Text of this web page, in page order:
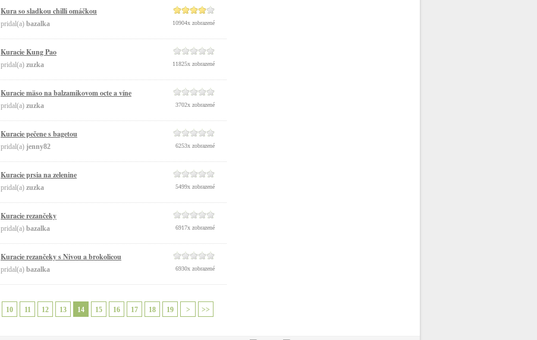
Kura so sladkou chilli omáčkou
pridal(a) bazalka 10904x zobrazené
Kuracie Kung Pao
pridal(a) zuzka 11825x zobrazené
Kuracie mäso na balzamikovom octe a víne
pridal(a) zuzka 3702x zobrazené
Kuracie pečene s bagetou
pridal(a) jenny82 6253x zobrazené
Kuracie prsia na zelenine
pridal(a) zuzka 5499x zobrazené
Kuracie rezančeky
pridal(a) bazalka 6917x zobrazené
Kuracie rezančeky s Nivou a brokolicou
pridal(a) bazalka 6930x zobrazené
10 11 12 13 14 15 16 17 18 19 > >>